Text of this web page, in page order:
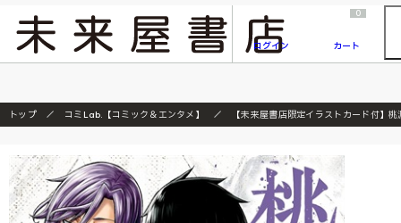
『ONE PIECE magazine 021 ONE PIECEカード付き同梱版』発売延期のご案内
ログイン
0
カート
トップ コミLab.【コミック＆エンタメ】 【未来屋書店限定イラストカード付】